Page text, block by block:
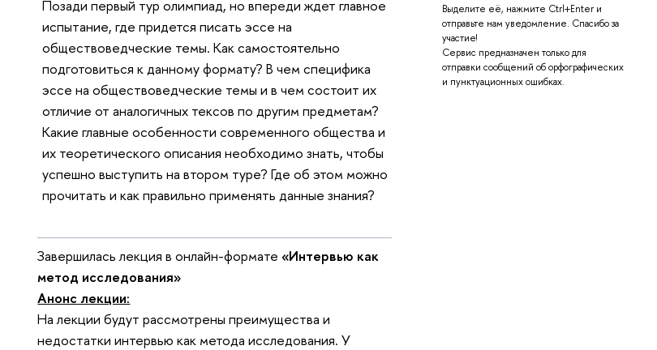
Выделите её, нажмите Ctrl+Enter и
отправьте нам уведомление. Спасибо за
участие!
Сервис предназначен только для
отправки сообщений об орфографических
и пунктуационных ошибках.
Позади первый тур олимпиад, но впереди ждет главное
испытание, где придется писать эссе на
обществоведческие темы. Как самостоятельно
подготовиться к данному формату? В чем специфика
эссе на обществоведческие темы и в чем состоит их
отличие от аналогичных тексов по другим предметам?
Какие главные особенности современного общества и
их теоретического описания необходимо знать, чтобы
успешно выступить на втором туре? Где об этом можно
прочитать и как правильно применять данные знания?
Завершилась лекция в онлайн-формате«Интервью как
метод исследования»
Анонс лекции:
На лекции будут рассмотрены преимущества и
недостатки интервью как метода исследования. У